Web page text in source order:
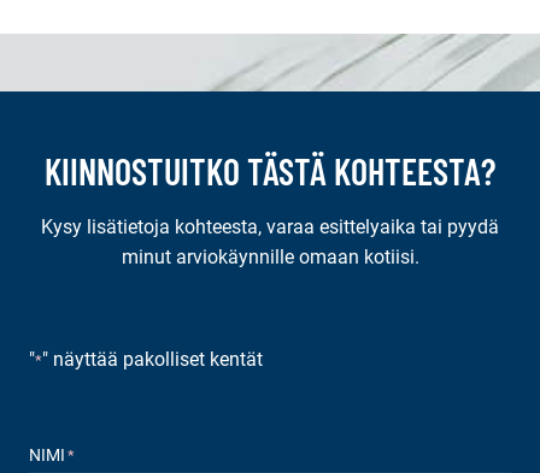
KIINNOSTUITKO TÄSTÄ KOHTEESTA?
Kysy lisätietoja kohteesta, varaa esittelyaika tai pyydä
minut arviokäynnille omaan kotiisi.
"*" näyttää pakolliset kentät
NIMI *